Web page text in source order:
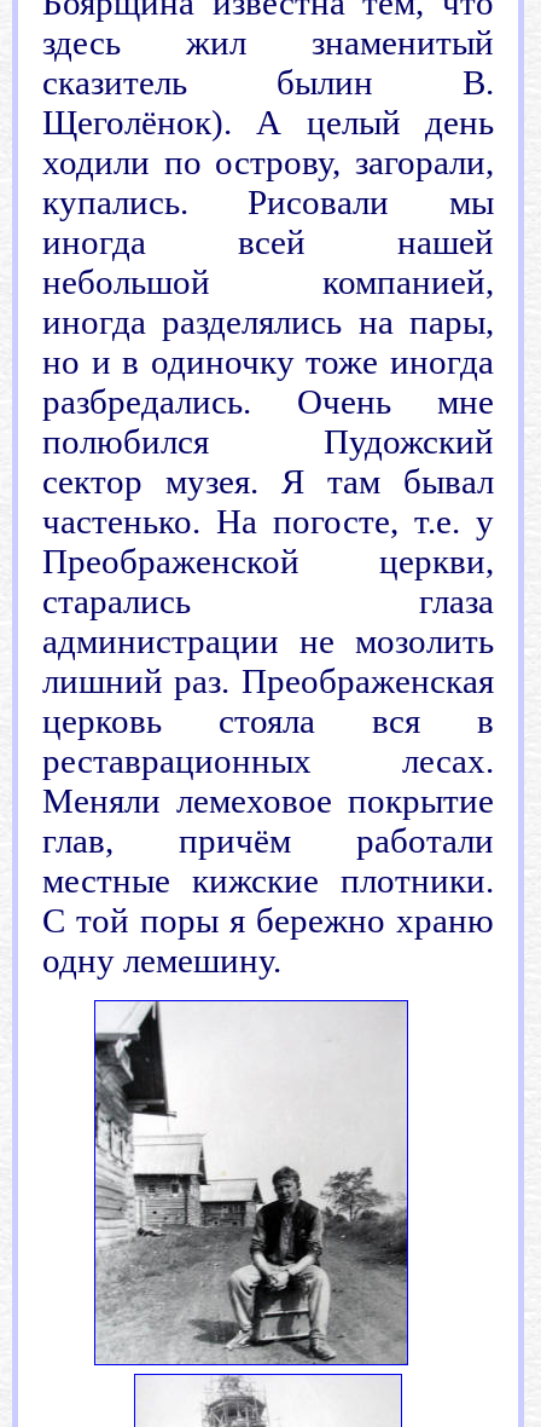
здесь жил знаменитый
сказитель былин В.
Щеголёнок). А целый день
ходили по острову, загорали,
купались. Рисовали мы
иногда всей нашей
небольшой компанией,
иногда разделялись на пары,
но и в одиночку тоже иногда
разбредались. Очень мне
полюбился Пудожский
сектор музея. Я там бывал
частенько. На погосте, т.е. у
Преображенской церкви,
старались глаза
администрации не мозолить
лишний раз. Преображенская
церковь стояла вся в
реставрационных лесах.
Меняли лемеховое покрытие
глав, причём работали
местные кижские плотники.
С той поры я бережно храню
одну лемешину.